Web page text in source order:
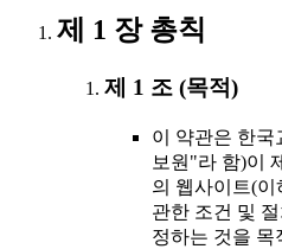
제 1 장 총칙
제 1 조 (목적)
이 약관은 한국
보원"라 함)이
의 웹사이트(이
관한 조건 및
정하는 것을 목